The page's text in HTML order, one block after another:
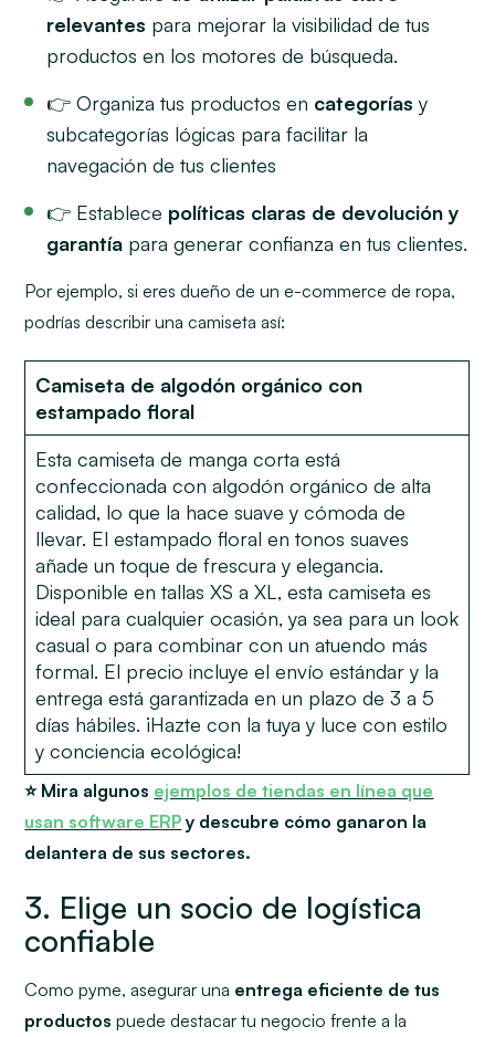
relevantes para mejorar la visibilidad de tus
productos en los motores de búsqueda.
👉 Organiza tus productos en categoríasy
subcategorías lógicas para facilitar la
navegación de tus clientes
👉 Establece políticas claras de devolución y
garantía para generar confianza en tus clientes.
Por ejemplo, si eres dueño de un e-commerce de ropa,
podrías describir una camiseta así:
Camiseta de algodón orgánico con
estampado floral
Esta camiseta de manga corta está
confeccionada con algodón orgánico de alta
calidad, lo que la hace suave y cómoda de
llevar. El estampado floral en tonos suaves
añade un toque de frescura y elegancia.
Disponible en tallas XS a XL, esta camiseta es
ideal para cualquier ocasión, ya sea para un look
casual o para combinar con un atuendo más
formal. El precio incluye el envío estándar y la
entrega está garantizada en un plazo de 3 a 5
días hábiles. ¡Hazte con la tuya y luce con estilo
y conciencia ecológica!
⭐ Mira algunos ejemplos de tiendas en línea que
usan software ERP y descubre cómo ganaron la
delantera de sus sectores.
3. Elige un socio de logística
confiable
Como pyme, asegurar una entrega eficiente de tus
productospuede destacar tu negocio frente a la